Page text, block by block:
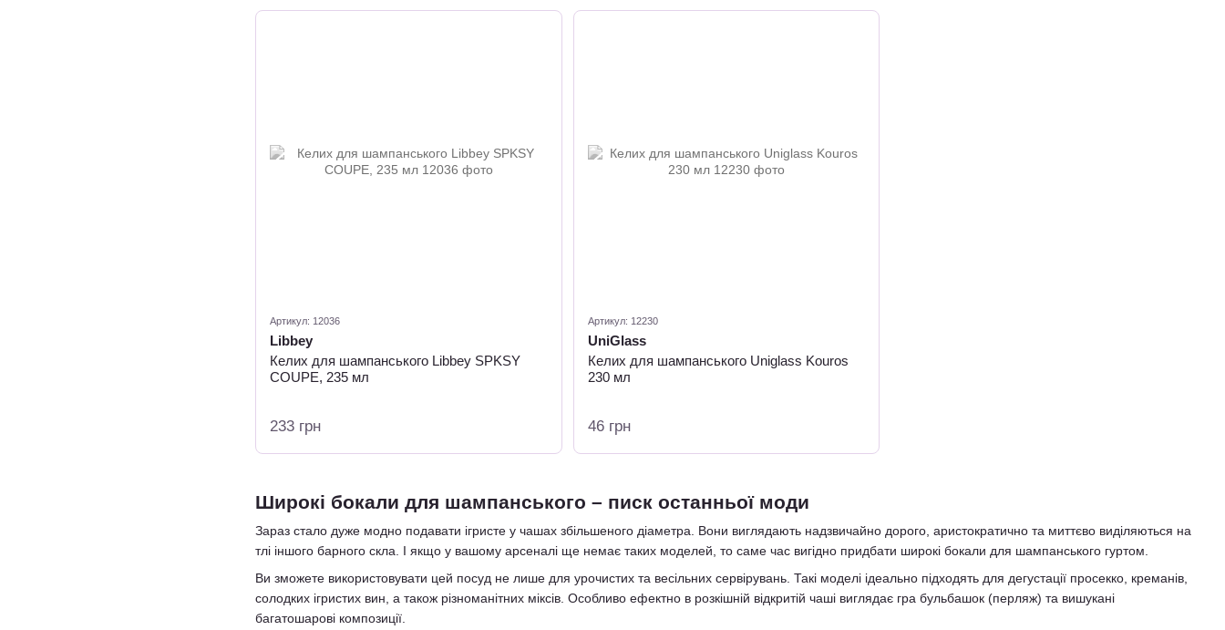
Широкі бокали для шампанського – писк останньої моди
Зараз стало дуже модно подавати ігристе у чашах збільшеного діаметра. Вони виглядають надзвичайно дорого, аристократично та миттєво виділяються на
тлі іншого барного скла. І якщо у вашому арсеналі ще немає таких моделей, то саме час вигідно придбати широкі бокали для шампанського гуртом.
Ви зможете використовувати цей посуд не лише для урочистих та весільних сервірувань. Такі моделі ідеально підходять для дегустації просекко, креманів,
солодких ігристих вин, а також різноманітних міксів. Особливо ефектно в розкішній відкритій чаші виглядає гра бульбашок (перляж) та вишукані
багатошарові композиції.
Артикул: 12036
Libbey
Келих для шампанського Libbey SPKSY
COUPE, 235 мл
233 грн
Артикул: 12230
UniGlass
Келих для шампанського Uniglass Kouros
230 мл
46 грн